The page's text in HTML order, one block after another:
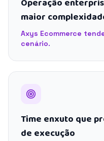
Operação
maior
Axys Ecommerce
cenário.
Time enxuto que
de execução